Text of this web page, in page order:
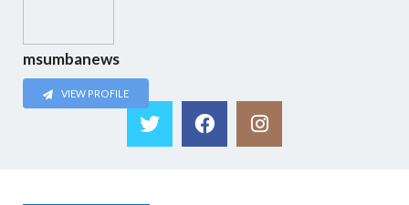
msumbanews
VIEW PROFILE